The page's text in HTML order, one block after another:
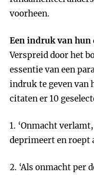
voorheen.
Een indruk van
Verspreid door het
essentie van een
indruk te geven van
citaten er 10
1. ‘Onmacht
deprimeert en roept
2. ‘Als onmacht per